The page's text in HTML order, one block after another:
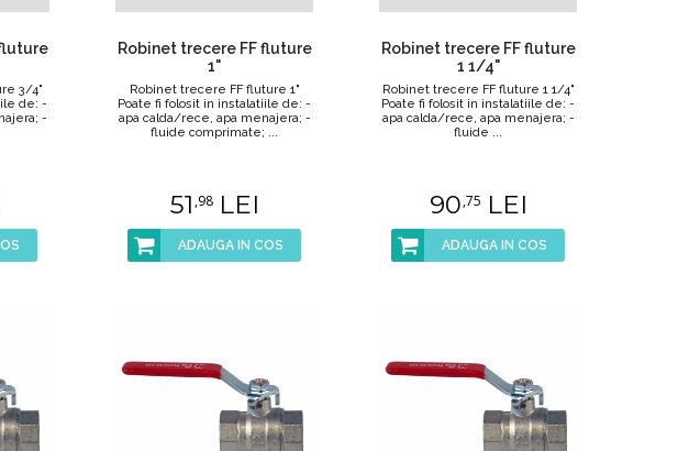
3/4"
de: -
-
Robinet trecere FF fluture
1"
Robinet trecere FF fluture 1"
Poate fi folosit in instalatiile de: -
apa calda/rece, apa menajera; -
fluide comprimate; ...
51 ,98LEI
ADAUGA IN COS
Robinet trecere FF fluture
1 1/4"
Robinet trecere FF fluture 1 1/4"
Poate fi folosit in instalatiile de: -
apa calda/rece, apa menajera; -
fluide ...
90,75LEI
ADAUGA IN COS